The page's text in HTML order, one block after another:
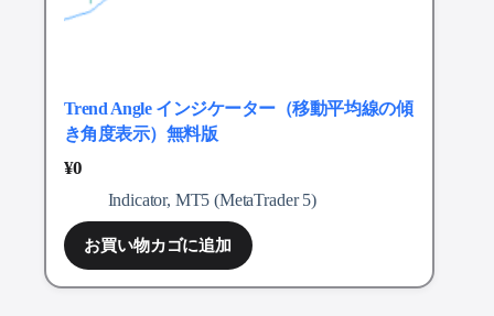
Trend Angle インジケーター（移動平均線の傾
き角度表示）無料版
¥0
Indicator, MT5 (MetaTrader 5)
お買い物カゴに追加